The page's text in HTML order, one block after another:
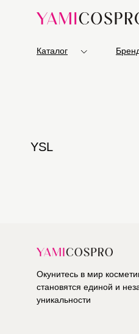
Каталог
YSL
Окунитесь в мир
становятся единой и
уникальности